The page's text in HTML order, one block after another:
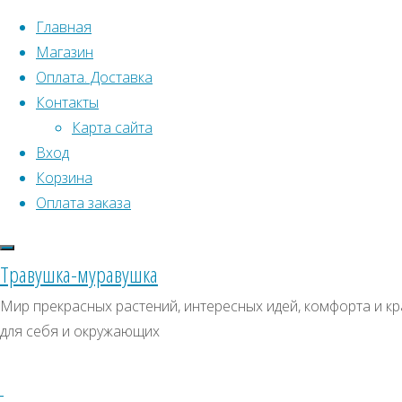
Перейти к содержимому
Главная
Магазин
Оплата. Доставка
Контакты
Карта сайта
Вход
Корзина
Оплата заказа
Травушка-муравушка
Мир прекрасных растений, интересных идей, комфорта и
для себя и окружающих
Что искать:
Поиск
КЦ117
КЦ117
Искать:
СКИДКИ, АКЦИИ
Категории магазина